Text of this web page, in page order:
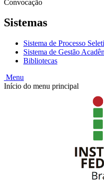
Convocação
Sistemas
Sistema de Processo
Sistema de Gestão
Bibliotecas
Menu
Início do menu principal